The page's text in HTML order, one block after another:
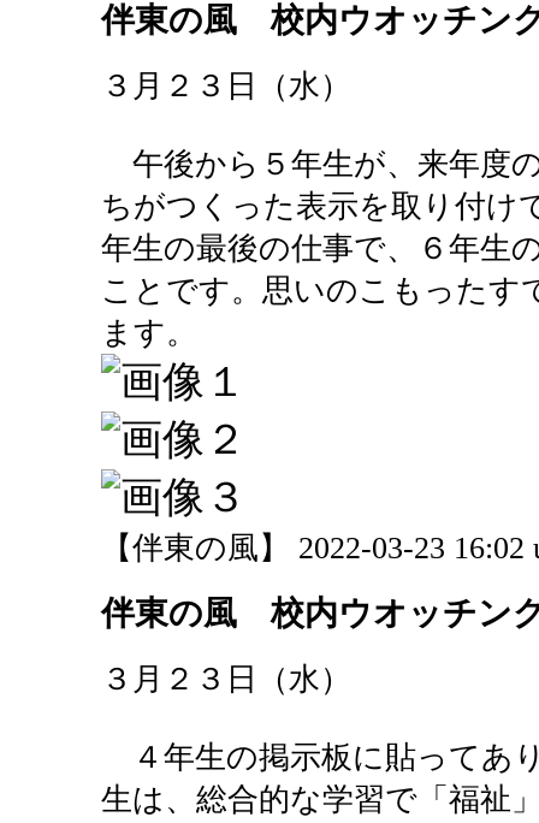
伴東の風 校内ウオッチン
３月２３日（水）
午後から５年生が、来年度
ちがつくった表示を取り付け
年生の最後の仕事で、６年生
ことです。思いのこもったす
ます。
【伴東の風】 2022-03-23 16:02
伴東の風 校内ウオッチン
３月２３日（水）
４年生の掲示板に貼ってあ
生は、総合的な学習で「福祉